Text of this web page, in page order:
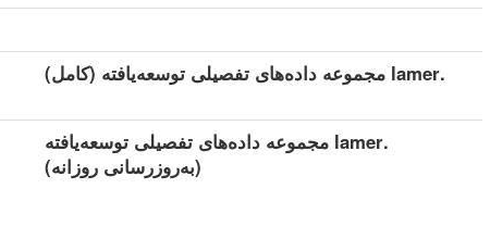
.lamer مجموعه داده‌های تفصیلی توسعه‌یافته (کامل)
.lamer مجموعه داده‌های تفصیلی توسعه‌یافته
(به‌روزرسانی روزانه)